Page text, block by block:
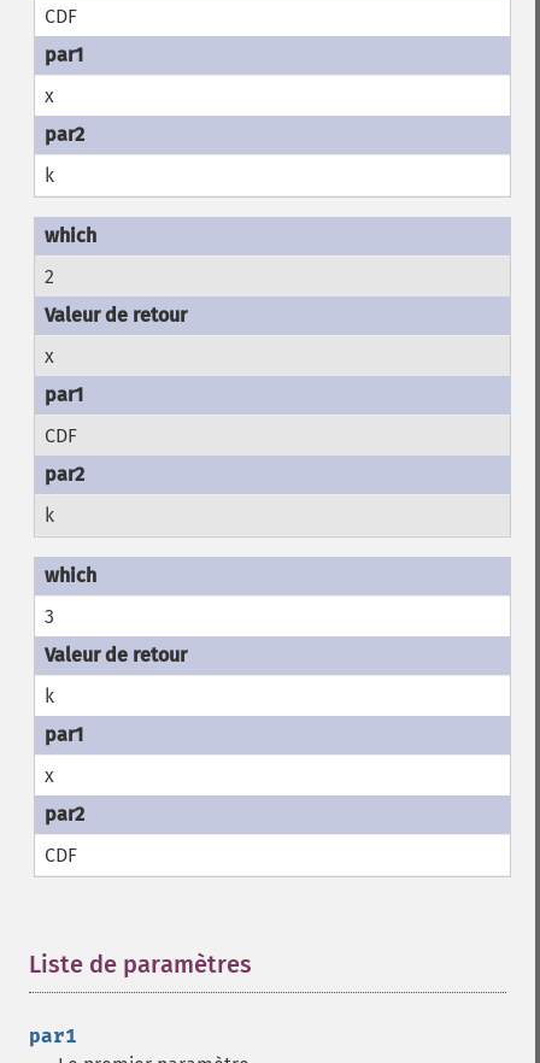
CDF
x
k
2
x
CDF
k
3
k
x
CDF
Liste de paramètres
par1